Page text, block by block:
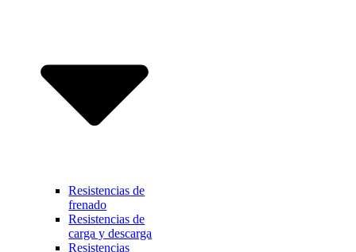
Resistencias de
frenado
Resistencias de
carga y descarga
Resistencias